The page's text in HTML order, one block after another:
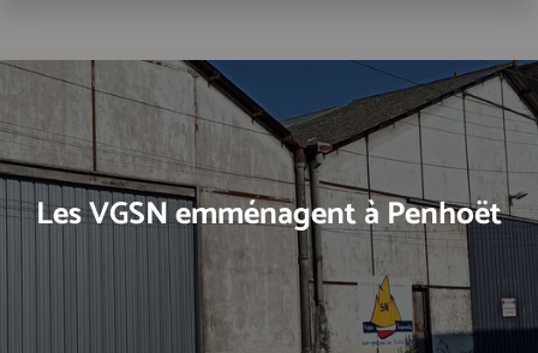
Les VGSN emménagent à Penhoët